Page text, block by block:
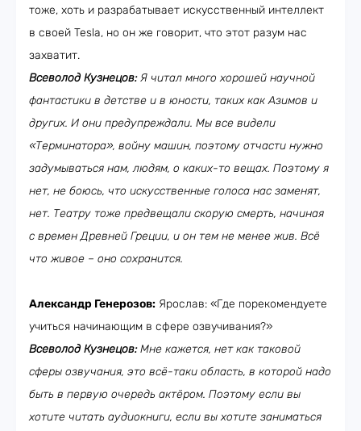
тоже, хоть и разрабатывает искусственный интеллект
в своей Tesla, но он же говорит, что этот разум нас
захватит.
Всеволод Кузнецов:Я читал много хорошей научной
фантастики в детстве и в юности, таких как Азимов и
других. И они предупреждали. Мы все видели
«Терминатора», войну машин, поэтому отчасти нужно
задумываться нам, людям, о каких-то вещах. Поэтому я
нет, не боюсь, что искусственные голоса нас заменят,
нет. Театру тоже предвещали скорую смерть, начиная
с времен Древней Греции, и он тем не менее жив. Всё
что живое – оно сохранится.
Александр Генерозов: Ярослав: «Где порекомендуете
учиться начинающим в сфере озвучивания?»
Всеволод Кузнецов:Мне кажется, нет как таковой
сферы озвучания, это всё-таки область, в которой надо
быть в первую очередь актёром. Поэтому если вы
хотите читать аудиокниги, если вы хотите заниматься